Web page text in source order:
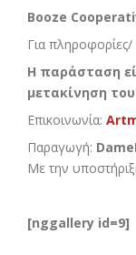
Booze
Για πληροφορίες/
Η παράσταση
μετακίνηση
Επικοινωνία:
Παραγωγή:
Με την
[nggallery id=9]